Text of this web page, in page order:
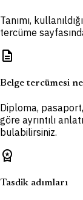
Tanımı,
tercüme
description
Belge tercümesi
Diploma,
göre ayrıntılı
bulabilirsiniz.
workspace_premium
Tasdik adımları